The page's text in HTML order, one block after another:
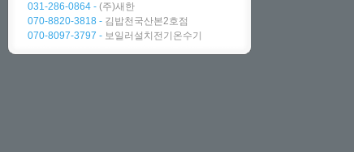
031-286-0864 - (주)새한
070-8820-3818 - 김밥천국산본2호점
070-8097-3797 - 보일러설치전기온수기